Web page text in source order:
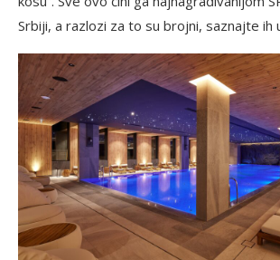
Srbiji, a razlozi za to su brojni, saznajte ih